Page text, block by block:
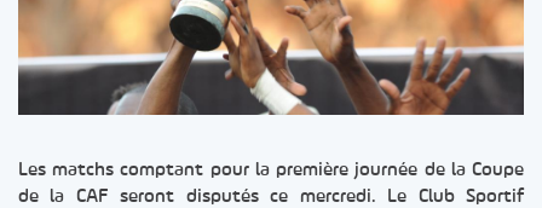
Les matchs comptant pour la première journée de la Coupe
de la CAF seront disputés ce mercredi. Le Club Sportif